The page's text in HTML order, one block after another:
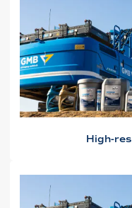
High-res